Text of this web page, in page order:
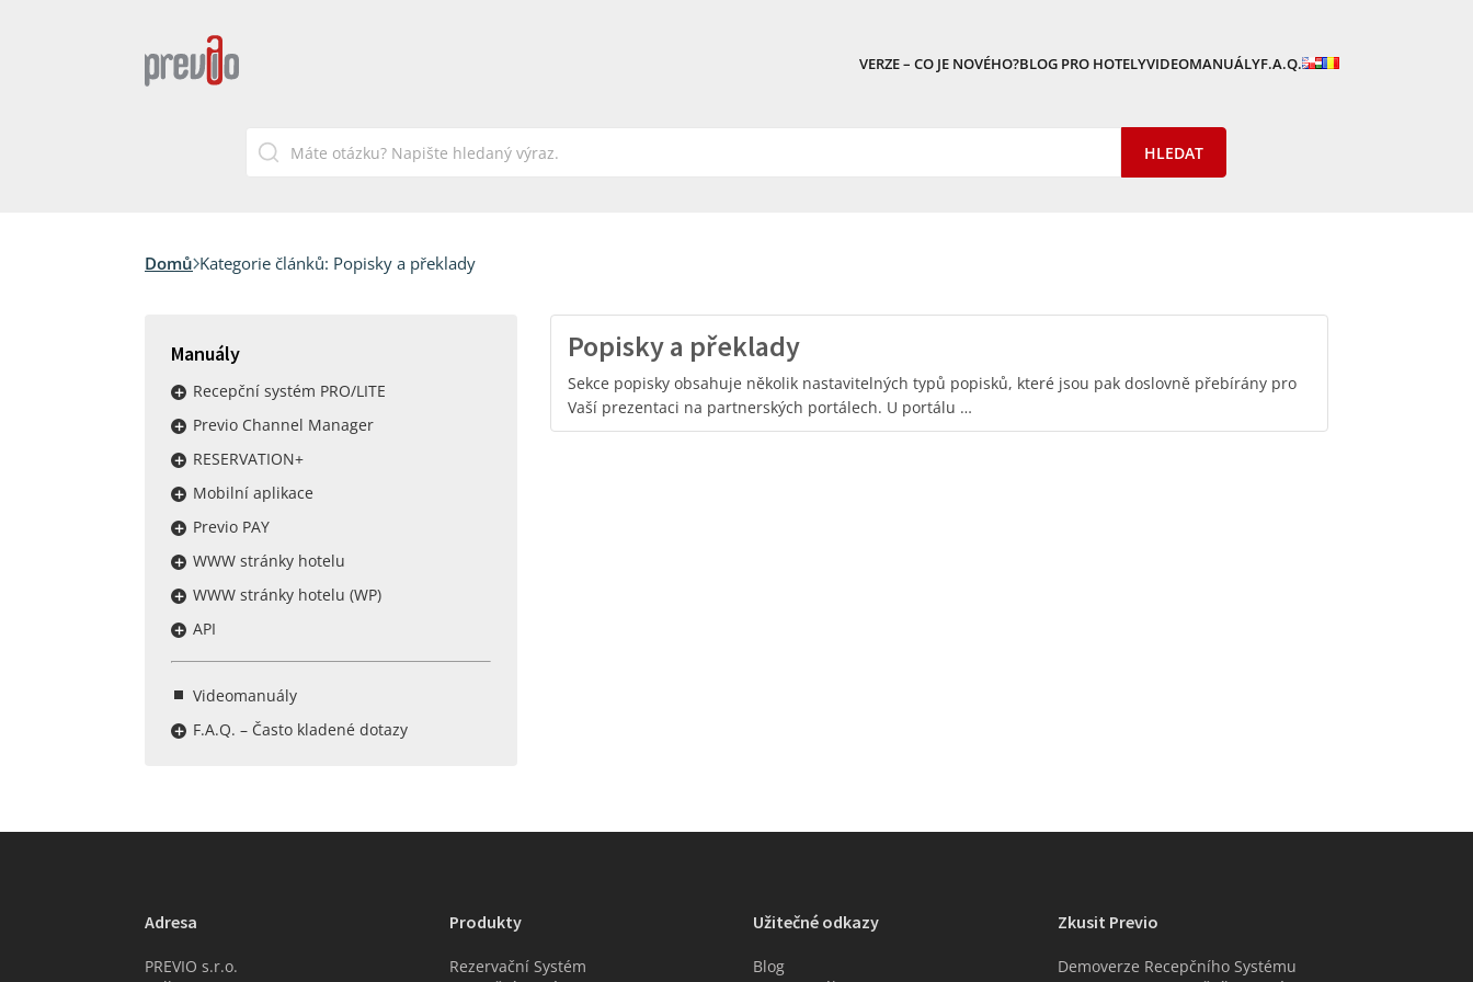
VERZE – CO JE NOVÉHO?BLOG PRO HOTELYVIDEOMANUÁLYF.A.Q.
Domů Kategorie článků: Popisky a překlady
Manuály
Recepční systém PRO/LITE
Previo Channel Manager
RESERVATION+
Mobilní aplikace
Previo PAY
WWW stránky hotelu
WWW stránky hotelu (WP)
API
Videomanuály
F.A.Q. – Často kladené dotazy
Popisky a překlady
Sekce popisky obsahuje několik nastavitelných typů popisků, které jsou pak doslovně přebírány pro
Vaší prezentaci na partnerských portálech. U portálu …
Adresa
PREVIO s.r.o.
Produkty
Rezervační Systém
Užitečné odkazy
Blog
Zkusit Previo
Demoverze Recepčního Systému